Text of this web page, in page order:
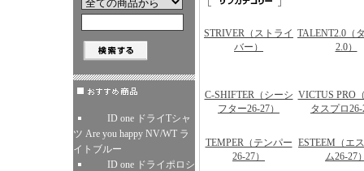
ID one ドライTシャ
ツ Are you happy NV/WT ラ
イトブルー
ID one ドライポロシ
STRIVER（ストライ
バー）
TALENT2.0（
2.0）
C-SHIFTER（シーシ
フター26-27）
VICTUS PRO
タスプロ
TEMPER（テンパー
26-27）
ESTEEM（エ
ム26-27